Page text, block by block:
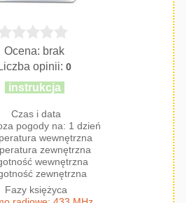
Ocena: brak
Liczba opinii:0
instrukcja
Czas i data
pogody na: 1 dzień
wewnętrzna
zewnętrzna
wewnętrzna
zewnętrzna
Fazy księżyca